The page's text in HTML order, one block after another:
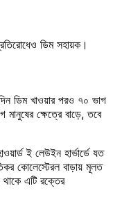
ডিম সহায়ক।
ডিম খাওয়ার পরও ৭০ ভাগ
মানুষের ক্ষেত্রে বাড়ে, তবে
ই লেউইন হার্ভার্ডে যত
কোলেস্টেরল বাড়ায় মূলত
এটি রক্তের